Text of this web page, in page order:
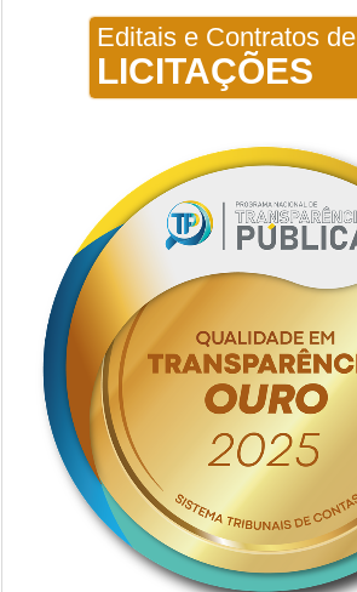
Editais e Contratos de
LICITAÇÕES